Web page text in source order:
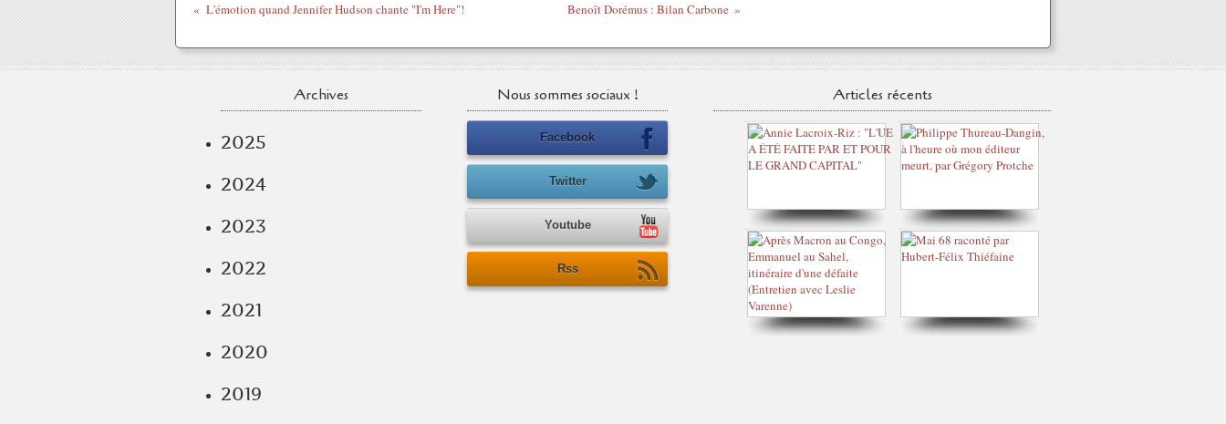
L'émotion quand Jennifer Hudson chante "I'm Here"! Benoît Dorémus : Bilan Carbone
Archives
2025
2024
2023
2022
2021
2020
2019
Nous sommes sociaux !
Facebook
Twitter
Youtube
Rss
Articles récents